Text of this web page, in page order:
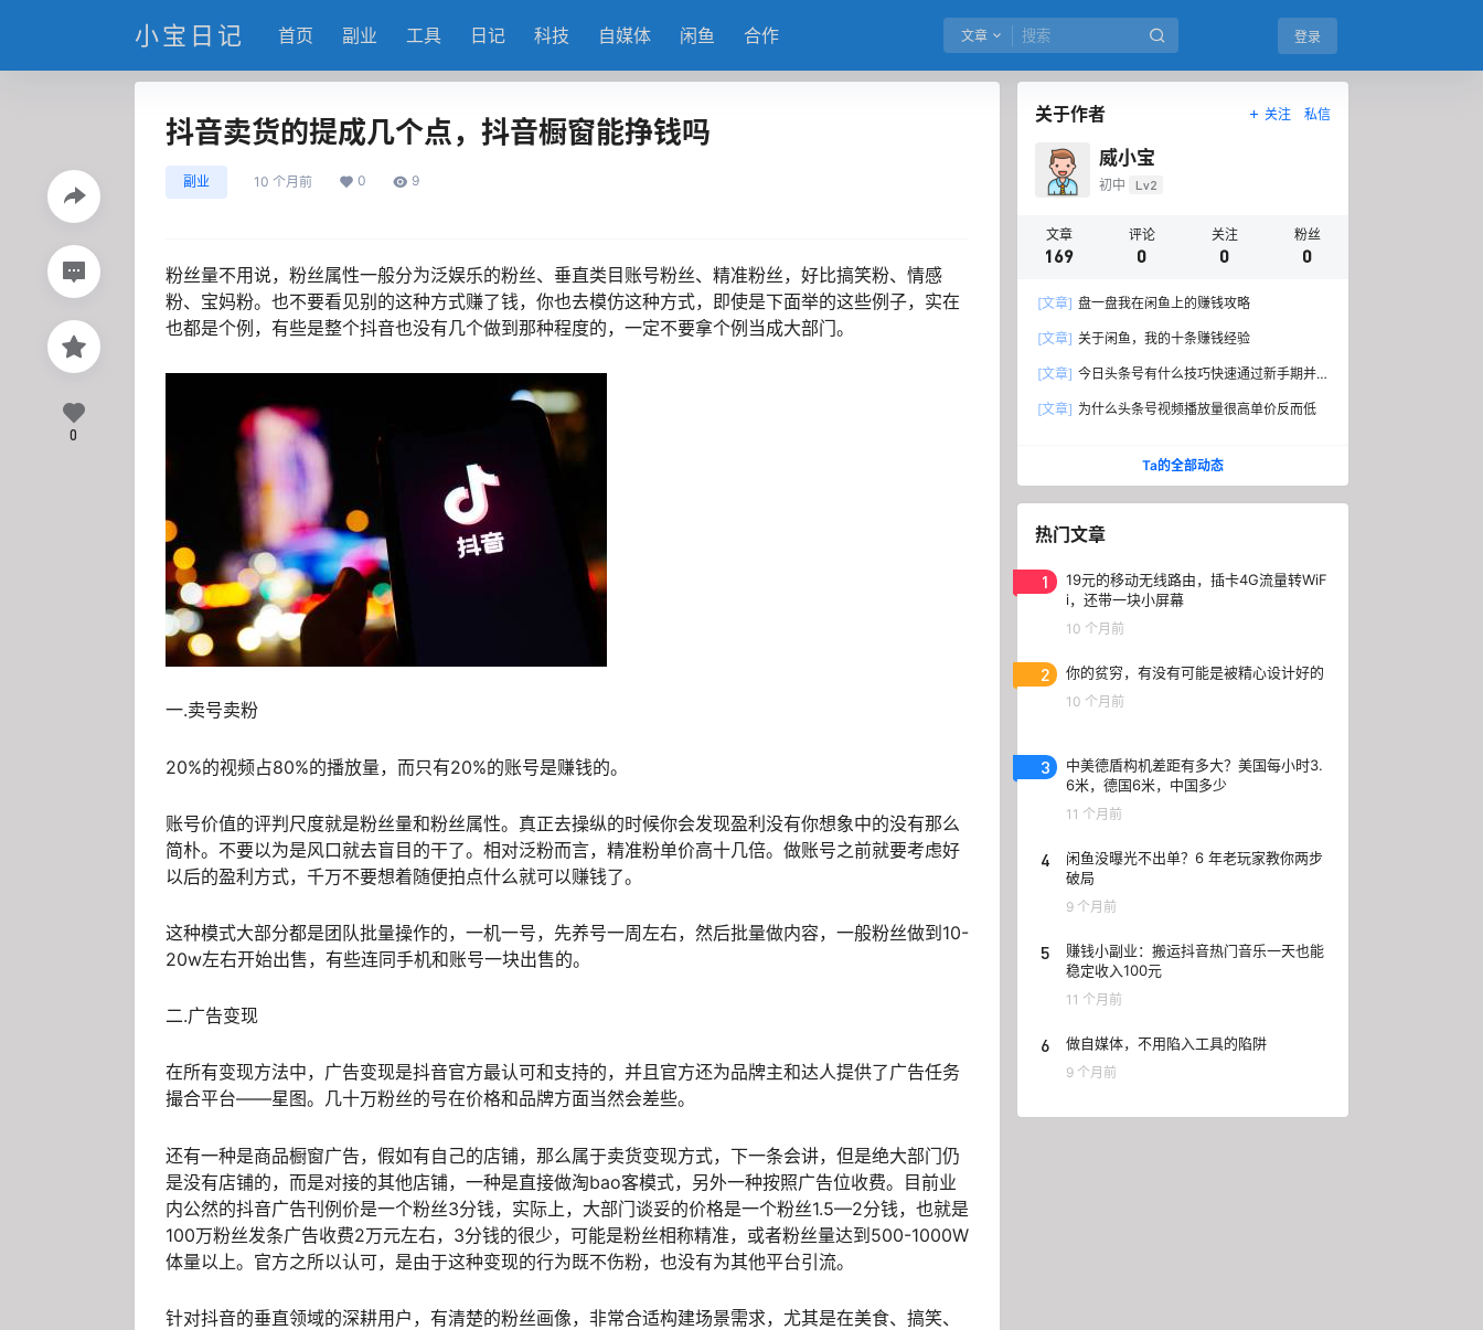
小宝日记 首页 副业 工具 日记 科技 自媒体 闲鱼 合作 文章 登录
抖音卖货的提成几个点，抖音橱窗能挣钱吗
副业 10 个月前 0 9
粉丝量不用说，粉丝属性一般分为泛娱乐的粉丝、垂直类目账号粉丝、精准粉丝，好比搞笑粉、情感
粉、宝妈粉。也不要看见别的这种方式赚了钱，你也去模仿这种方式，即使是下面举的这些例子，实在
也都是个例，有些是整个抖音也没有几个做到那种程度的，一定不要拿个例当成大部门。
一.卖号卖粉
20%的视频占80%的播放量，而只有20%的账号是赚钱的。
账号价值的评判尺度就是粉丝量和粉丝属性。真正去操纵的时候你会发现盈利没有你想象中的没有那么
简朴。不要以为是风口就去盲目的干了。相对泛粉而言，精准粉单价高十几倍。做账号之前就要考虑好
以后的盈利方式，千万不要想着随便拍点什么就可以赚钱了。
这种模式大部分都是团队批量操作的，一机一号，先养号一周左右，然后批量做内容，一般粉丝做到10-
20w左右开始出售，有些连同手机和账号一块出售的。
二.广告变现
在所有变现方法中，广告变现是抖音官方最认可和支持的，并且官方还为品牌主和达人提供了广告任务
撮合平台——星图。几十万粉丝的号在价格和品牌方面当然会差些。
还有一种是商品橱窗广告，假如有自己的店铺，那么属于卖货变现方式，下一条会讲，但是绝大部门仍
是没有店铺的，而是对接的其他店铺，一种是直接做淘bao客模式，另外一种按照广告位收费。目前业
内公然的抖音广告刊例价是一个粉丝3分钱，实际上，大部门谈妥的价格是一个粉丝1.5—2分钱，也就是
100万粉丝发条广告收费2万元左右，3分钱的很少，可能是粉丝相称精准，或者粉丝量达到500-1000W
体量以上。官方之所以认可，是由于这种变现的行为既不伤粉，也没有为其他平台引流。
针对抖音的垂直领域的深耕用户，有清楚的粉丝画像，非常合适构建场景需求，尤其是在美食、搞笑、
0
关于作者 关注 私信
威小宝
初中 Lv2
文章
169
评论
0
关注
0
粉丝
0
[文章] 盘一盘我在闲鱼上的赚钱攻略
[文章] 关于闲鱼，我的十条赚钱经验
[文章] 今日头条号有什么技巧快速通过新手期并
[文章] 为什么头条号视频播放量很高单价反而低
Ta的全部动态
热门文章
1
19元的移动无线路由，插卡4G流量转WiF
i，还带一块小屏幕
10 个月前
2 你的贫穷，有没有可能是被精心设计好的
10 个月前
3
中美德盾构机差距有多大？美国每小时3.
6米，德国6米，中国多少
11 个月前
4
闲鱼没曝光不出单？6 年老玩家教你两步
破局
9 个月前
5
赚钱小副业：搬运抖音热门音乐一天也能
稳定收入100元
11 个月前
6 做自媒体，不用陷入工具的陷阱
9 个月前